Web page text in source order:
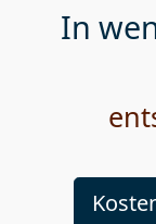
In